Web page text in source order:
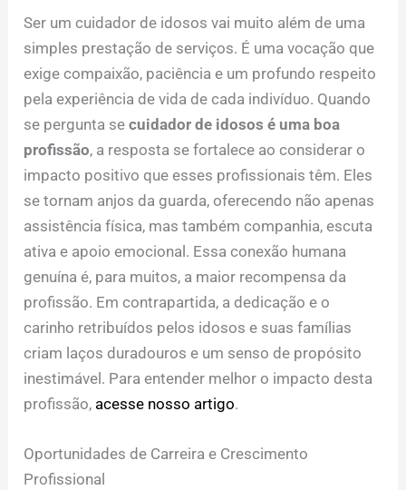
Ser um cuidador de idosos vai muito além de uma
simples prestação de serviços. É uma vocação que
exige compaixão, paciência e um profundo respeito
pela experiência de vida de cada indivíduo. Quando
se pergunta secuidador de idosos é uma boa
profissão, a resposta se fortalece ao considerar o
impacto positivo que esses profissionais têm. Eles
se tornam anjos da guarda, oferecendo não apenas
assistência física, mas também companhia, escuta
ativa e apoio emocional. Essa conexão humana
genuína é, para muitos, a maior recompensa da
profissão. Em contrapartida, a dedicação e o
carinho retribuídos pelos idosos e suas famílias
criam laços duradouros e um senso de propósito
inestimável. Para entender melhor o impacto desta
profissão, acesse nosso artigo.
Oportunidades de Carreira e Crescimento
Profissional